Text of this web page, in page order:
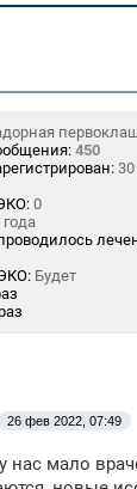
450
0
года
Будет
26 фев 2022, 07:49
нас мало